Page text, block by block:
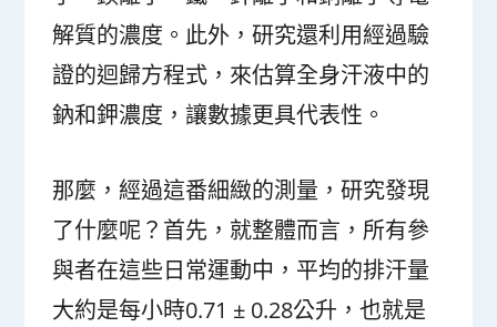
解質的濃度。此外，研究還利用經過驗
證的迴歸方程式，來估算全身汗液中的
鈉和鉀濃度，讓數據更具代表性。
那麼，經過這番細緻的測量，研究發現
了什麼呢？首先，就整體而言，所有參
與者在這些日常運動中，平均的排汗量
大約是每小時0.71 ± 0.28公升，也就是